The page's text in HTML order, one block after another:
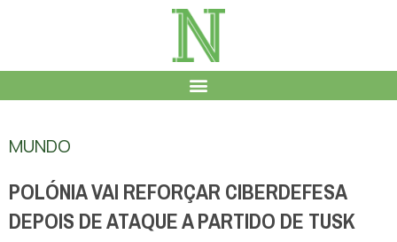
MUNDO
POLÓNIA VAI REFORÇAR CIBERDEFESA
DEPOIS DE ATAQUE A PARTIDO DE TUSK